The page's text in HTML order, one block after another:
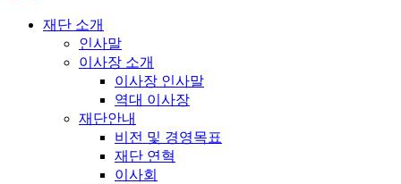
재단 소개
인사말
이사장 소개
이사장 인사말
역대 이사장
재단안내
비전 및 경영목표
재단 연혁
이사회